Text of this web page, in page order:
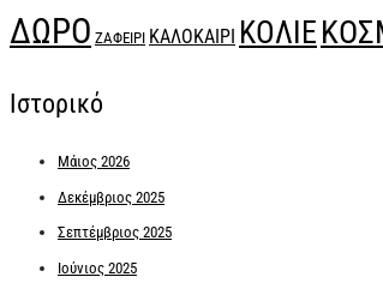
ΔΩΡΟ ΖΑΦΕΙΡΙ ΚΑΛΟΚΑΙΡΙ ΚΟΛΙΕ
Ιστορικό
Μάιος 2026
Δεκέμβριος 2025
Σεπτέμβριος 2025
Ιούνιος 2025